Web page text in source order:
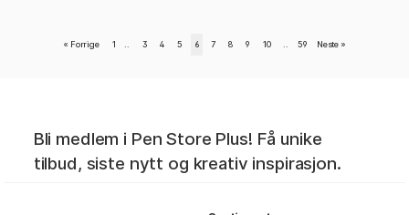
« Forrige 1 3 4 5 6 7 8 9 10 59 Neste »
Bli medlem i Pen Store Plus! Få unike
tilbud, siste nytt og kreativ inspirasjon.